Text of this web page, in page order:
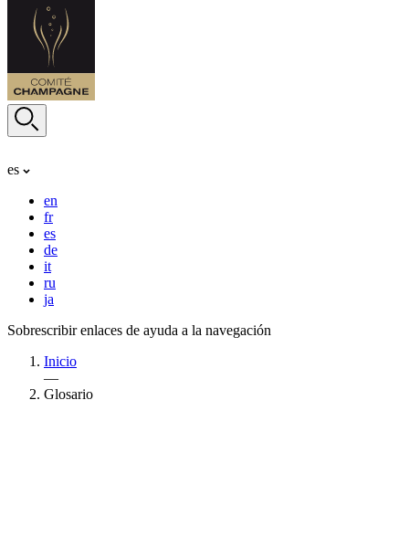
es
en
fr
es
de
it
ru
ja
Sobrescribir enlaces de ayuda a la navegación
Inicio
—
Glosario